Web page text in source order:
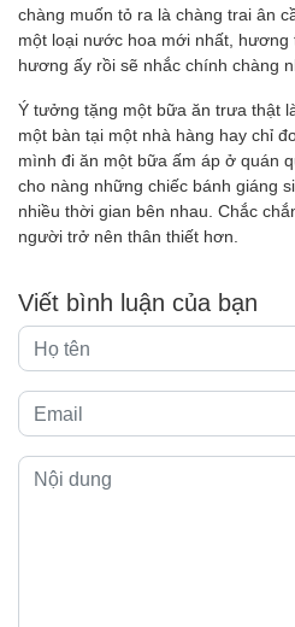
chàng muốn tỏ ra là chàng trai ân
một loại nước hoa mới nhất,
hương ấy rồi sẽ nhắc chính chàng
Ý tưởng tặng một bữa ăn trưa thật
một bàn tại một nhà hàng hay chỉ
mình đi ăn một bữa ấm áp ở quán
cho nàng những chiếc bánh giáng
nhiều thời gian bên nhau. Chắc
người trở nên thân thiết hơn.
Viết bình luận của bạn